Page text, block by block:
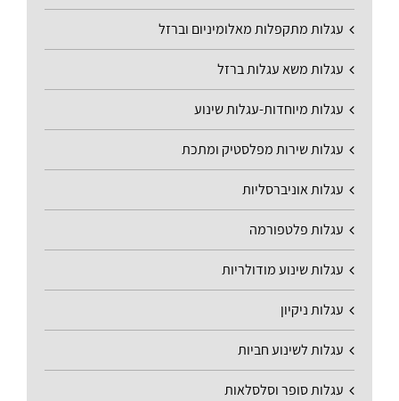
עגלות מתקפלות מאלומיניום וברזל
עגלות משא עגלות ברזל
עגלות מיוחדות-עגלות שינוע
עגלות שירות מפלסטיק ומתכת
עגלות אוניברסליות
עגלות פלטפורמה
עגלות שינוע מודולריות
עגלות ניקיון
עגלות לשינוע חביות
עגלות סופר וסלסלאות